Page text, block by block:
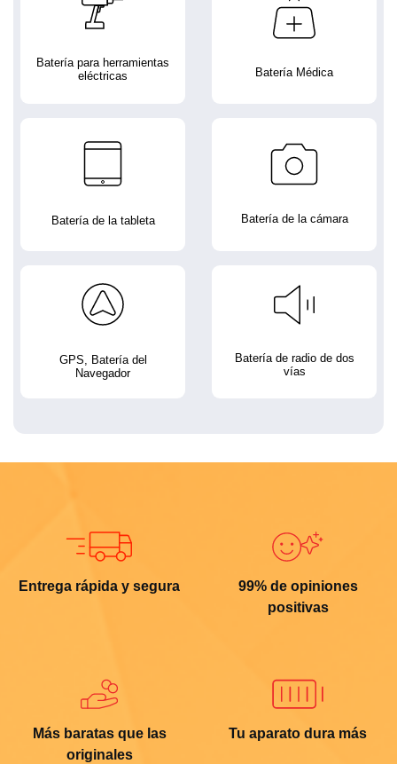
Batería para herramientas
eléctricas
Batería Médica
Batería de la tableta Batería de la cámara
GPS, Batería del
Navegador
Batería de radio de dos
vías
Entrega rápida y segura
99% de opiniones
positivas
Más baratas que las
originales
Tu aparato dura más